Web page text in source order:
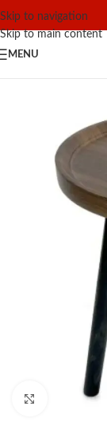
Skip to navigation
Skip to main content
MENU
Click para